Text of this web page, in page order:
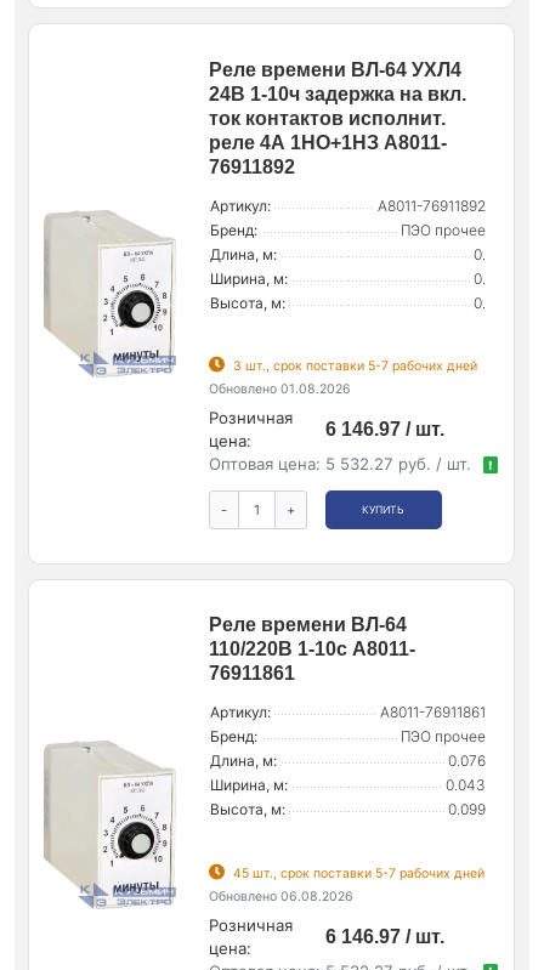
Реле времени ВЛ-64 УХЛ4
24В 1-10ч задержка на вкл.
ток контактов исполнит.
реле 4А 1НО+1НЗ A8011-
76911892
Артикул:
A8011-76911892
Бренд:
ПЭО прочее
Длина, м:
0.
Ширина, м:
0.
Высота, м:
0.
3 шт., срок поставки 5-7 рабочих дней
Обновлено 01.08.2026
Розничная
цена:
6 146.97 / шт.
Оптовая цена: 5 532.27 руб. / шт. !
- + КУПИТЬ
Реле времени ВЛ-64
110/220В 1-10с A8011-
76911861
Артикул:
A8011-76911861
Бренд:
ПЭО прочее
Длина, м:
0.076
Ширина, м:
0.043
Высота, м:
0.099
45 шт., срок поставки 5-7 рабочих дней
Обновлено 06.08.2026
Розничная
цена:
6 146.97 / шт.